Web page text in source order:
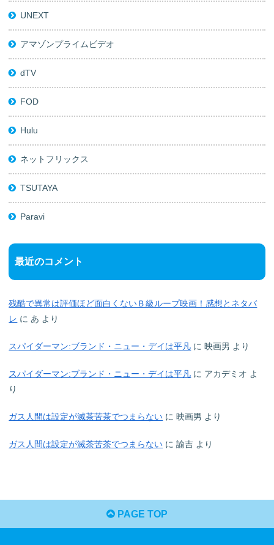
UNEXT
アマゾンプライムビデオ
dTV
FOD
Hulu
ネットフリックス
TSUTAYA
Paravi
最近のコメント
残酷で異常は評価ほど面白くないＢ級ループ映画！感想とネタバ
レ に あ より
スパイダーマン:ブランド・ニュー・デイは平凡 に映画男 より
スパイダーマン:ブランド・ニュー・デイは平凡 に アカデミオ よ
り
ガス人間は設定が滅茶苦茶でつまらない に映画男 より
ガス人間は設定が滅茶苦茶でつまらない に諭吉 より
PAGE TOP